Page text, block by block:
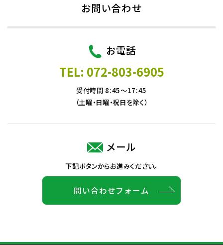
お問い合わせ
お電話
TEL: 072-803-6905
受付時間 8:45～17:45
（土曜・日曜・祝日を除く）
メール
下記ボタンからお進みください。
問い合わせフォーム